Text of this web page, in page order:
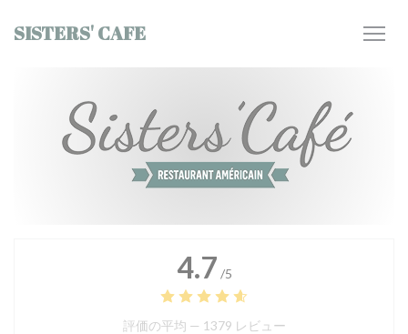
SISTERS' CAFE
4.7 /5
評価の平均 — 1379 レビュー